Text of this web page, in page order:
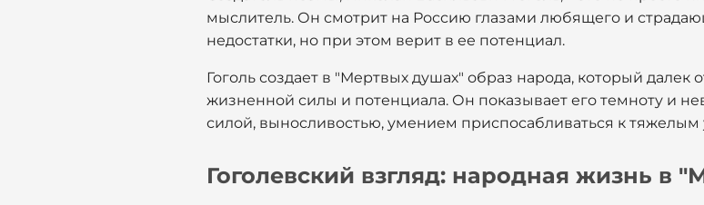
мыслитель. Он смотрит на Россию глазами любящего и
недостатки, но при этом верит в ее потенциал.
Гоголь создает в "Мертвых душах" образ народа, который далек
жизненной силы и потенциала. Он показывает его темноту и
силой, выносливостью, умением приспосабливаться к
Гоголевский взгляд: народная жизнь в